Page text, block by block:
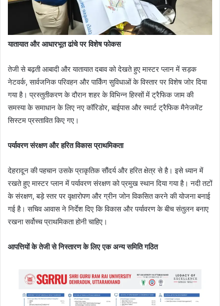
यातायात और आधारभूत ढांचे पर विशेष फोकस
तेजी से बढ़ती आबादी और यातायात दबाव को देखते हुए मास्टर प्लान में सड़क
नेटवर्क, सार्वजनिक परिवहन और पार्किंग सुविधाओं के विस्तार पर विशेष जोर दिया
गया है। प्रस्तुतीकरण के दौरान शहर के विभिन्न हिस्सों में ट्रैफिक जाम की
समस्या के समाधान के लिए नए कॉरिडोर, बाईपास और स्मार्ट ट्रैफिक मैनेजमेंट
सिस्टम प्रस्तावित किए गए।
पर्यावरण संरक्षण और हरित विकास प्राथमिकता
देहरादून की पहचान उसके प्राकृतिक सौंदर्य और हरित क्षेत्र से है। इसे ध्यान में
रखते हुए मास्टर प्लान में पर्यावरण संरक्षण को प्रमुख स्थान दिया गया है। नदी तटों
के संरक्षण, बड़े स्तर पर वृक्षारोपण और ग्रीन जोन विकसित करने की योजना बनाई
गई है। सचिव आवास ने निर्देश दिए कि विकास और पर्यावरण के बीच संतुलन बनाए
रखना सर्वोच्च प्राथमिकता होनी चाहिए।
आपत्तियों के तेजी से निस्तारण के लिए एक अन्य समिति गठित